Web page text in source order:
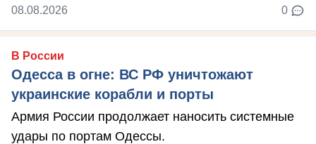
08.08.2026 0
В России
Одесса в огне: ВС РФ уничтожают
украинские корабли и порты
Армия России продолжает наносить системные
удары по портам Одессы.